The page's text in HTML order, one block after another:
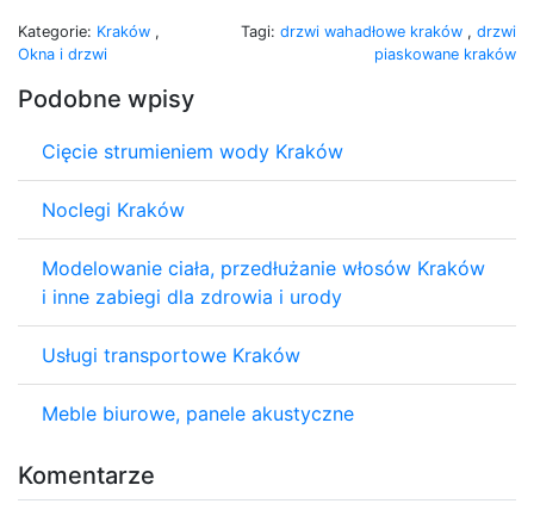
Kategorie: Kraków ,
Okna i drzwi
Tagi: drzwi wahadłowe kraków , drzwi
piaskowane kraków
Podobne wpisy
Cięcie strumieniem wody Kraków
Noclegi Kraków
Modelowanie ciała, przedłużanie włosów Kraków
i inne zabiegi dla zdrowia i urody
Usługi transportowe Kraków
Meble biurowe, panele akustyczne
Komentarze